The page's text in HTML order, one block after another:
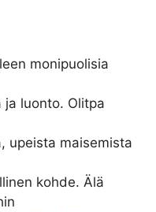
monipuolisia
luonto. Olitpa
upeista maisemista
kohde. Älä